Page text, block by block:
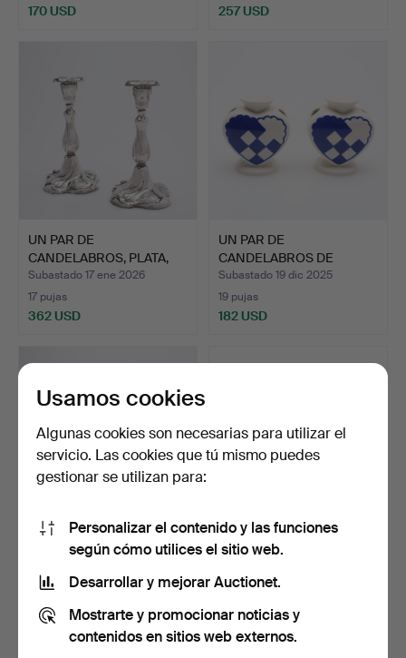
170 USD 257 USD
UN PAR DE
CANDELABROS, PLATA,
ESTILO ROCOC…
Subastado 17 ene 2026
17 pujas
362 USD
UN PAR DE
CANDELABROS DE
PORCELANA «JULE»,…
Subastado 19 dic 2025
19 pujas
182 USD
CANDELABRO PARA 5
PUNTOS DE LUZ, «Eight»,
Subastado 9 dic 2025
83 USD
CANDELABRO, USO
Subastado 8 dic 2025
48 USD
Usamos cookies
Algunas cookies son necesarias para utilizar el
servicio. Las cookies que tú mismo puedes
gestionar se utilizan para:
Personalizar el contenido y las funciones
según cómo utilices el sitio web.
Desarrollar y mejorar Auctionet.
Mostrarte y promocionar noticias y
contenidos en sitios web externos.